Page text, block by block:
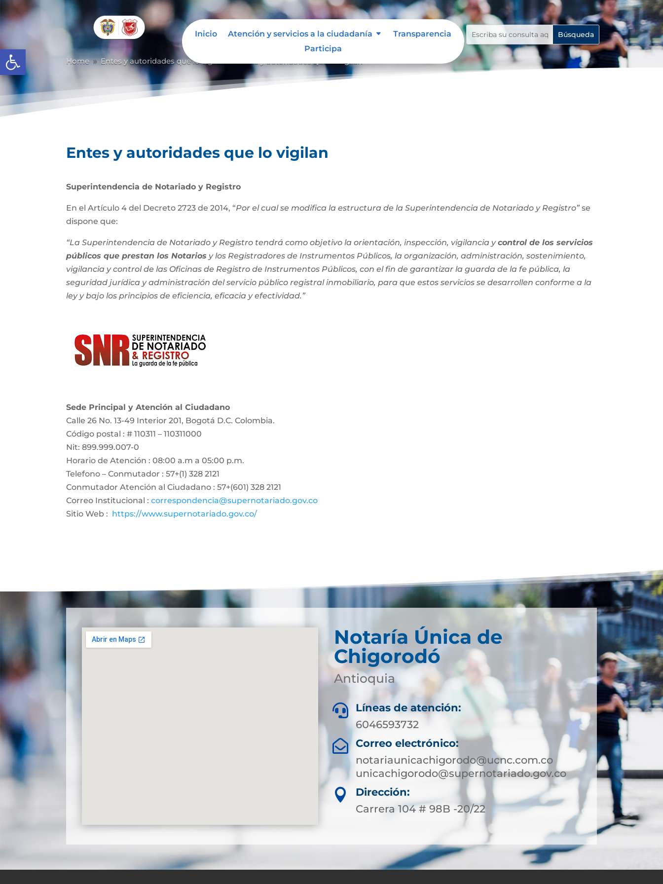
Abrir barra de herramientas
Inicio Atención y servicios a la ciudadanía
Transparencia
Participa
Home 9 Entes y autoridades que lo vigilan
Entes y autoridades que lo vigilan
Superintendencia de Notariado y Registro
En el Artículo 4 del Decreto 2723 de 2014, “Por el cual se modifica la estructura de la Superintendencia de Notariado y Registro” se
dispone que:
“La Superintendencia de Notariado y Registro tendrá como objetivo la orientación, inspección, vigilancia ycontrol de los servicios
públicos que prestan los Notarios y los Registradores de Instrumentos Públicos, la organización, administración, sostenimiento,
vigilancia y control de las Oficinas de Registro de Instrumentos Públicos, con el fin de garantizar la guarda de la fe pública, la
seguridad jurídica y administración del servicio público registral inmobiliario, para que estos servicios se desarrollen conforme a la
ley y bajo los principios de eficiencia, eficacia y efectividad.”
Sede Principal y Atención al Ciudadano
Calle 26 No. 13-49 Interior 201, Bogotá D.C. Colombia.
Código postal : # 110311 – 110311000
Nit: 899.999.007-0
Horario de Atención : 08:00 a.m a 05:00 p.m.
Telefono – Conmutador : 57+(1) 328 2121
Conmutador Atención al Ciudadano : 57+(601) 328 2121
Correo Institucional : correspondencia@supernotariado.gov.co
Sitio Web : https://www.supernotariado.gov.co/
Notaría Única de
Chigorodó
Antioquia

Líneas de atención:
6046593732

Correo electrónico:
notariaunicachigorodo@ucnc.com.co
unicachigorodo@supernotariado.gov.co

Dirección:
Carrera 104 # 98B -20/22